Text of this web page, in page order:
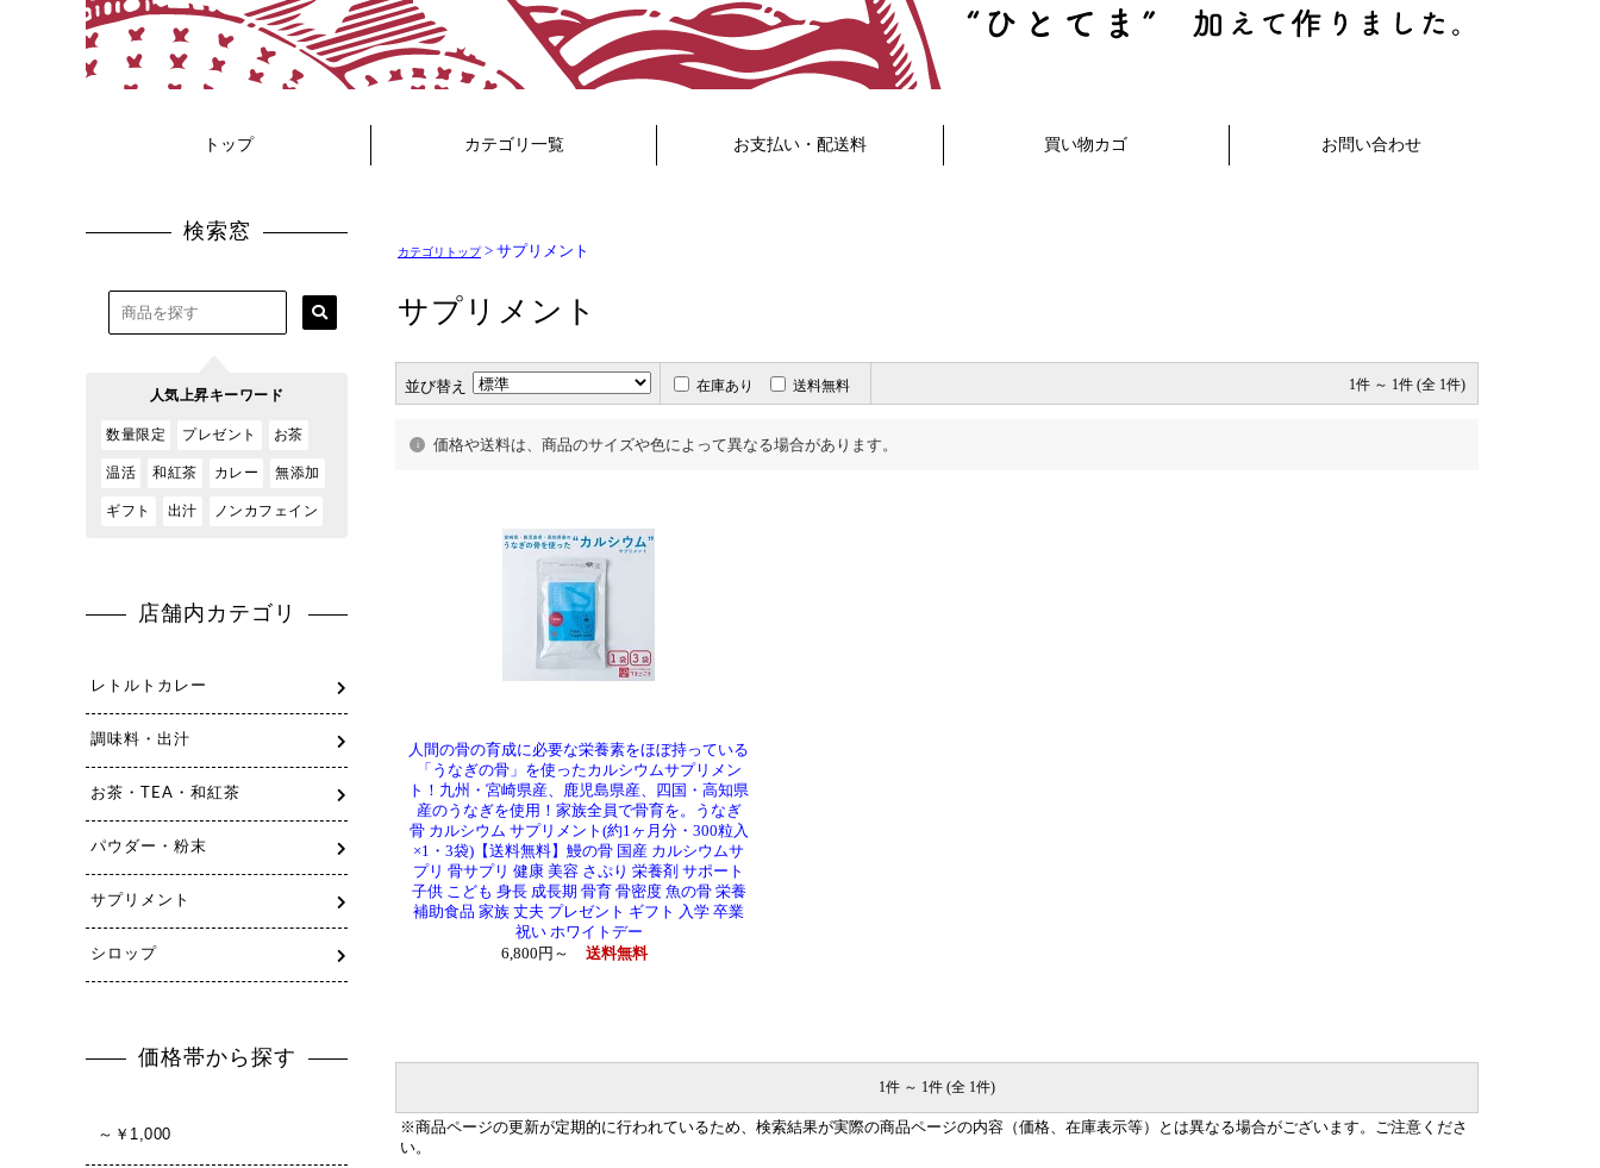
カテゴリトップ> サプリメント
並び替え 在庫あり 送料無料 1件 ～ 1件 (全 1件)
価格や送料は、商品のサイズや色によって異なる場合があります。
人間の骨の育成に必要な栄養素をほぼ持っている
「うなぎの骨」を使ったカルシウムサプリメン
ト！九州・宮崎県産、鹿児島県産、四国・高知県
産のうなぎを使用！家族全員で骨育を。うなぎ
骨 カルシウム サプリメント(約1ヶ月分・300粒入
×1・3袋)【送料無料】鰻の骨 国産 カルシウムサ
プリ 骨サプリ 健康 美容 さぷり 栄養剤 サポート
子供 こども 身長 成長期 骨育 骨密度 魚の骨 栄養
補助食品 家族 丈夫 プレゼント ギフト 入学 卒業
祝い ホワイトデー
6,800円～
送料無料
1件 ～ 1件 (全 1件)
※商品ページの更新が定期的に行われているため、検索結果が実際の商品ページの内容（価格、在庫表示等）とは異なる場合がございます。ご注意くださ
い。